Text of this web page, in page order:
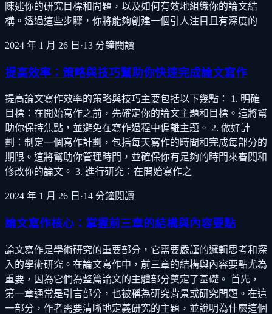
陳述你的研究目標和問題，以及如何有效地組織你的論文結
構。透過這些步驟，你將能夠創建一個引人注目且有深度的
2024 年 1 月 26 日 ·13 分鐘閱讀
提高效率：策略與技巧幫助你快速完成論文寫作
提高論文寫作效率的策略與技巧主要包括以下幾點： 1. 明確
目標：在開始寫作之前，先確定你的論文主題和目標。這將幫
助你保持焦點，並避免在寫作過程中偏離主題。 2. 做好計
劃：制定一個寫作計劃，包括每天寫作的時間和完成每部分的
期限。這將幫助你管理時間，並確保你有足夠的時間來審閱和
修改你的論文。 3. 進行研究：在開始寫作之
2024 年 1 月 26 日 ·14 分鐘閱讀
論文寫作核心：掌握前三章的結構與內容要點
論文寫作是學術研究的重要部分，它需要嚴謹的邏輯思考和深
入的學術研究。在論文寫作中，前三章的結構與內容要點尤為
重要，因為它們為整篇論文的主體部分奠定了基礎。 首先，
第一章通常是引言部分，也被稱為研究背景或研究問題。在這
一部分，作者需要清晰地定義研究的主題，並說明為什麼這個